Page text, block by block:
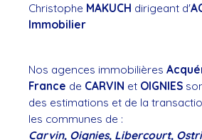
Christophe MAKUCH dirigeant d'
Immobilier
Nos agences immobilières
France de CARVIN et OIGNIES
des estimations et de la
les communes de :
Carvin, Oignies, Libercourt,